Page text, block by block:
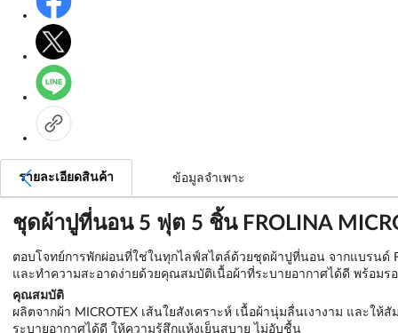
รายละเอียดสินค้า ข้อมูลจำเพาะ
ชุดผ้าปูที่นอน 5 ฟุต 5 ชิ้น FROLINA
ตอบโจทย์การพักผ่อนที่ใช่ในทุกไลฟ์สไตล์ด้วยชุดผ้าปูที่นอน จากแบรนด์
และทำความสะอาดง่ายด้วยคุณสมบัติเนื้อผ้าที่ระบายอากาศได้ดี พร้อ
คุณสมบัติ
ผลิตจากผ้า MICROTEX เส้นใยสังเคราะห์ เนื้อผ้านุ่มลื่นเงางาม และให้
ระบายอากาศได้ดี ให้ความรู้สึกแห้งเย็นสบาย ไม่อับชื้น